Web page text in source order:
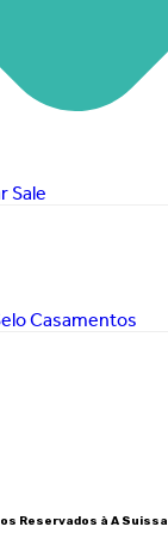
Reservados à A Suissa